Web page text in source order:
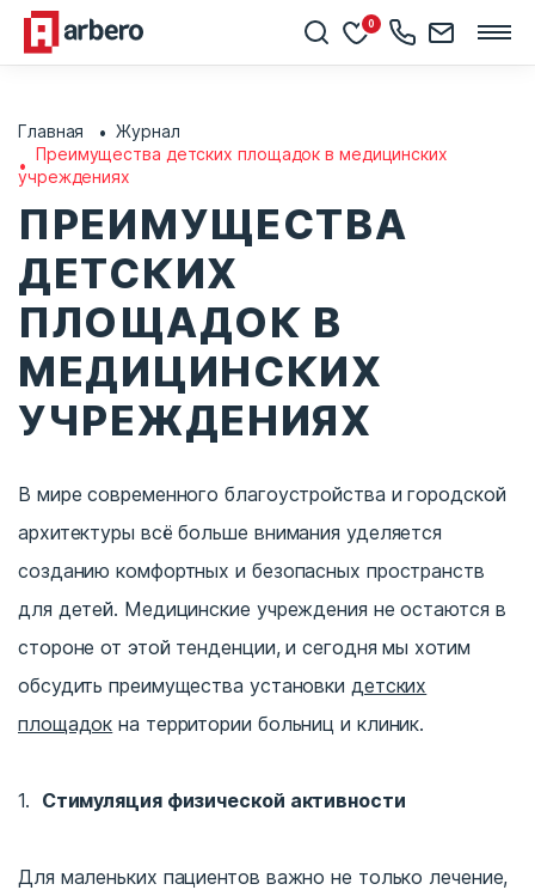
0
Главная
Журнал
Преимущества детских площадок в медицинских
учреждениях
ПРЕИМУЩЕСТВА
ДЕТСКИХ
ПЛОЩАДОК В
МЕДИЦИНСКИХ
УЧРЕЖДЕНИЯХ
В мире современного благоустройства и городской
архитектуры всё больше внимания уделяется
созданию комфортных и безопасных пространств
для детей. Медицинские учреждения не остаются в
стороне от этой тенденции, и сегодня мы хотим
обсудить преимущества установки детских
площадок на территории больниц и клиник.
Стимуляция физической активности
Для маленьких пациентов важно не только лечение,